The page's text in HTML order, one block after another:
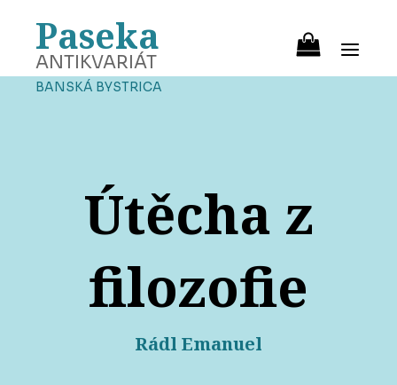
Paseka
ANTIKVARIÁT
BANSKÁ BYSTRICA
Útěcha z
filozofie
Rádl Emanuel